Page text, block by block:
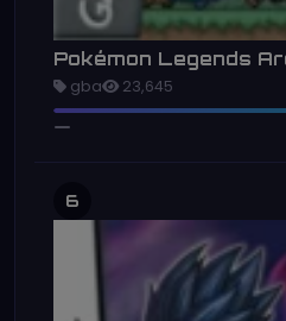
Pokémon Legends
gba 23,645
6